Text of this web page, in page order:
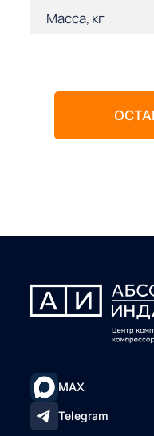
Масса, кг
MAX
Telegram